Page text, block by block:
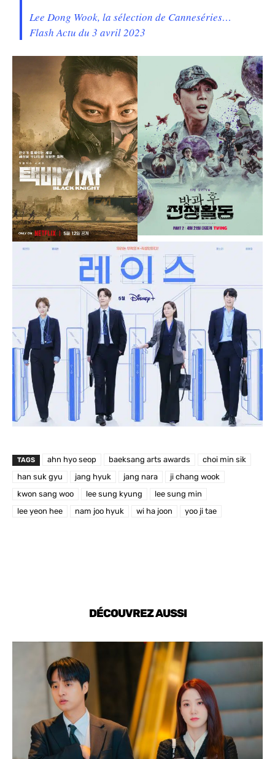
Lee Dong Wook, la sélection de Canneséries…
Flash Actu du 3 avril 2023
TAGS ahn hyo seop baeksang arts awards
choi min sik
han suk gyu
jang hyuk jang nara
ji chang wook
kwon sang woo
lee sung kyung
lee sung min
lee yeon hee
nam joo hyuk wi ha joon yoo ji tae
DÉCOUVREZ AUSSI